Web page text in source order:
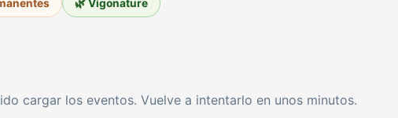
🌿 Vigonature
cargar los eventos. Vuelve a intentarlo en unos minutos.